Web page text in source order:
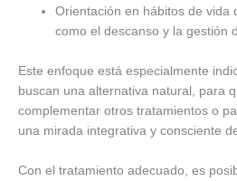
Orientación en hábitos de vida
como el descanso y la gestión
Este enfoque está especialmente
buscan una alternativa natural, para
complementar otros tratamientos o
una mirada integrativa y consciente
Con el tratamiento adecuado, es